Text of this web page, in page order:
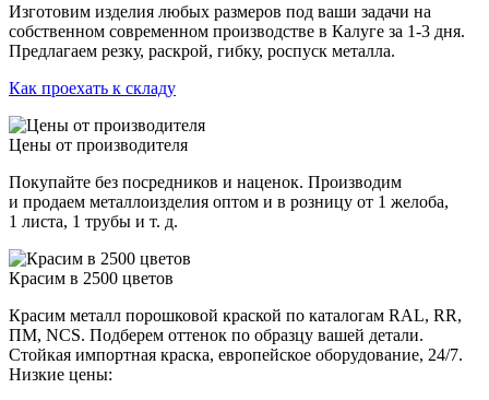
Изготовим изделия любых размеров под ваши задачи на
собственном современном производстве в Калуге за 1-3 дня.
Предлагаем резку, раскрой, гибку, роспуск металла.
Как проехать к складу
Цены от производителя
Покупайте без посредников и наценок. Производим
и продаем металлоизделия оптом и в розницу от 1 желоба,
1 листа, 1 трубы и т. д.
Красим в 2500 цветов
Красим металл порошковой краской по каталогам RAL, RR,
ПМ, NCS. Подберем оттенок по образцу вашей детали.
Стойкая импортная краска, европейское оборудование, 24/7.
Низкие цены: